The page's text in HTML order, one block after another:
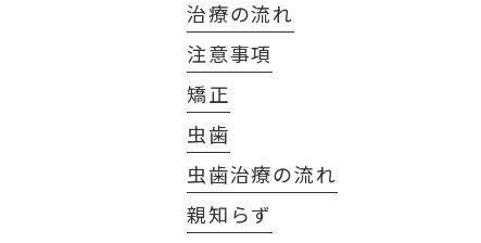
治療の流れ
注意事項
矯正
虫歯
虫歯治療の流れ
親知らず